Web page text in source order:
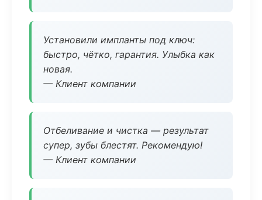
Установили импланты под ключ:
быстро, чётко, гарантия. Улыбка как
новая.
— Клиент компании
Отбеливание и чистка — результат
супер, зубы блестят. Рекомендую!
— Клиент компании